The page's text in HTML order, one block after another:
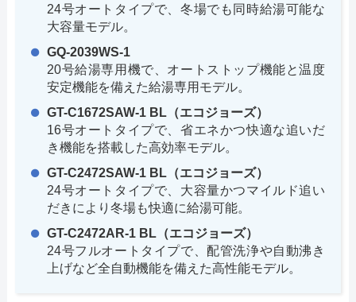
24号オートタイプで、冬場でも同時給湯可能な
大容量モデル。
GQ-2039WS-1
20号給湯専用機で、オートストップ機能と温度
安定機能を備えた給湯専用モデル。
GT-C1672SAW-1 BL（エコジョーズ）
16号オートタイプで、省エネかつ快適な追いだ
き機能を搭載した高効率モデル。
GT-C2472SAW-1 BL（エコジョーズ）
24号オートタイプで、大容量かつマイルド追い
だきにより冬場も快適に給湯可能。
GT-C2472AR-1 BL（エコジョーズ）
24号フルオートタイプで、配管洗浄や自動沸き
上げなど全自動機能を備えた高性能モデル。